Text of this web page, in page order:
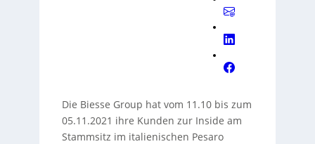
Die Biesse Group hat vom 11.10 bis zum
05.11.2021 ihre Kunden zur Inside am
Stammsitz im italienischen Pesaro